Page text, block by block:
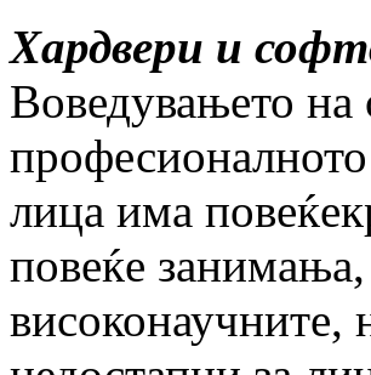
Хардвери и
Воведувањето на
лица има
повеќе
високонаучните,